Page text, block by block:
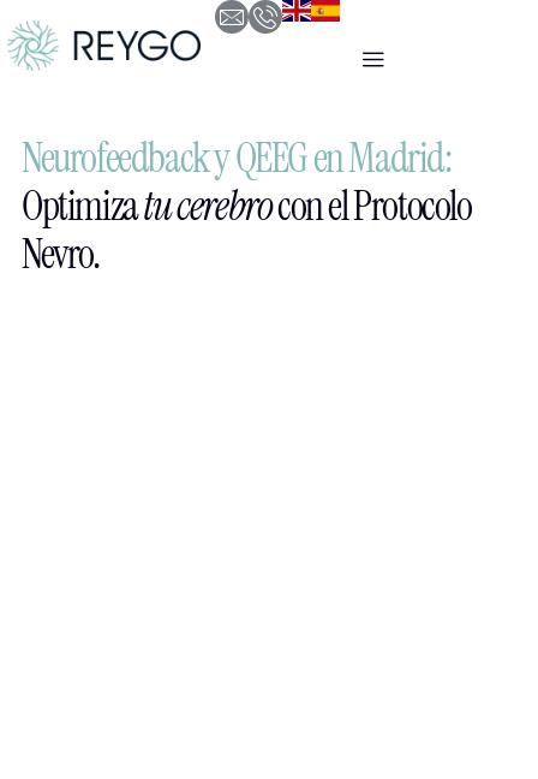
Neurofeedback y QEEG en Madrid:
Optimizatu cerebrocon el Protocolo
Nevro.